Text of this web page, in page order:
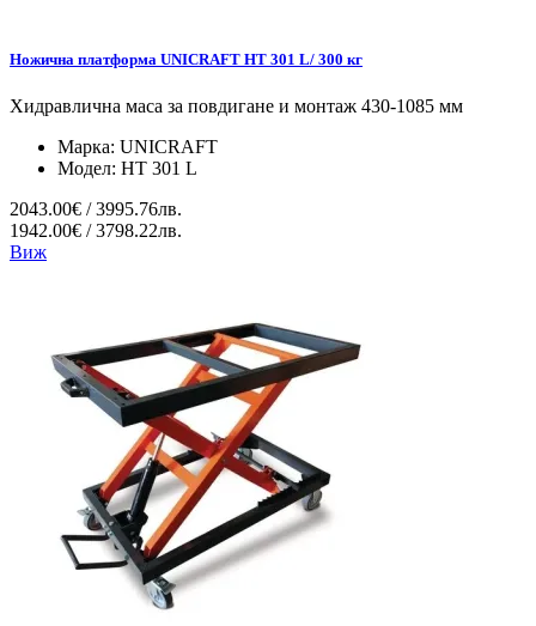
Ножична платформа UNICRAFT HT 301 L/ 300 кг
Хидравлична маса за повдигане и монтаж 430-1085 мм
Марка: UNICRAFT
Модел: HT 301 L
2043.00€ / 3995.76лв.
1942.00€ / 3798.22лв.
Виж